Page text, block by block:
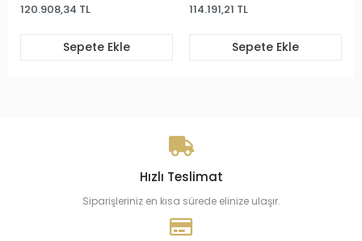
120.908,34 TL
Sepete Ekle
114.191,21 TL
Sepete Ekle
Hızlı Teslimat
Siparişleriniz en kısa sürede elinize ulaşır.